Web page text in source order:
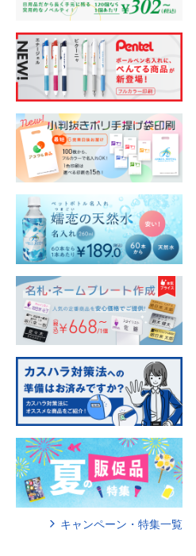
キャンペーン・特集一覧